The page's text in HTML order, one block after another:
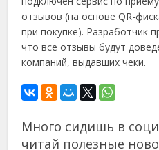
отзывов (на основе QR-
при покупке). Разработчик
что все отзывы будут
компаний, выдавших чеки.
Много сидишь в
читай полезные